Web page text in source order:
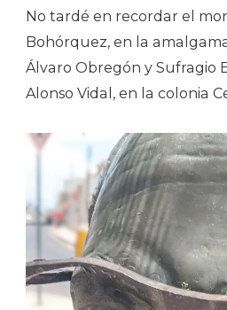
No tardé en recordar el
Bohórquez, en la
Álvaro Obregón y Sufragio
Alonso Vidal, en la colonia